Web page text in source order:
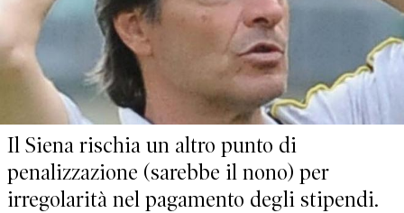
Il Siena rischia un altro punto di
penalizzazione (sarebbe il nono) per
irregolarità nel pagamento degli stipendi.